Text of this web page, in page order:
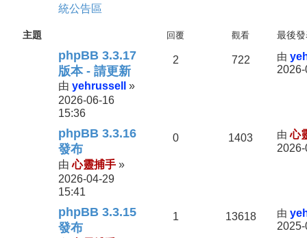
統公告區
主題 回覆 觀看 最後
phpBB 3.3.17
版本 - 請更新
由 yehrussell »
2026-06-16
15:36
2 722 由
phpBB 3.3.16
發布
由心靈捕手 »
2026-04-29
15:41
0 1403 由心
phpBB 3.3.15
發布
1 13618 由